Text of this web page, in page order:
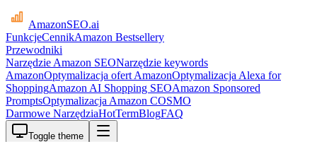
AmazonSEO.ai
FunkcjeCennikAmazon Bestsellery
Przewodniki
Narzędzie Amazon SEONarzędzie keywords
AmazonOptymalizacja ofert AmazonOptymalizacja Alexa for
ShoppingAmazon AI Shopping SEOAmazon Sponsored
PromptsOptymalizacja Amazon COSMO
Darmowe NarzędziaHotTermBlogFAQ
Toggle theme